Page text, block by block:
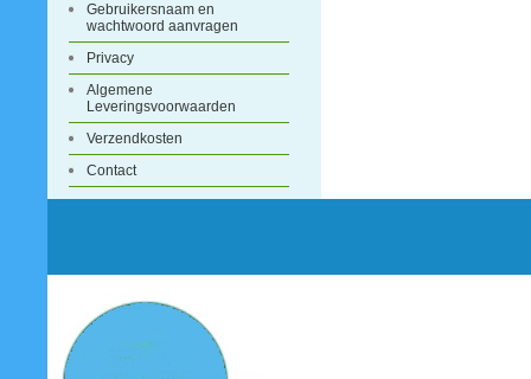
Gebruikersnaam en
wachtwoord aanvragen
Privacy
Algemene
Leveringsvoorwaarden
Verzendkosten
Contact